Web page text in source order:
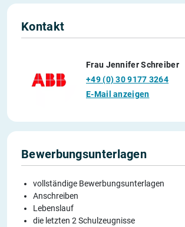
Kontakt
Frau Jennifer Schreiber
+49 (0) 30 9177 3264
E-Mail anzeigen
Bewerbungsunterlagen
vollständige Bewerbungsunterlagen
Anschreiben
Lebenslauf
die letzten 2 Schulzeugnisse